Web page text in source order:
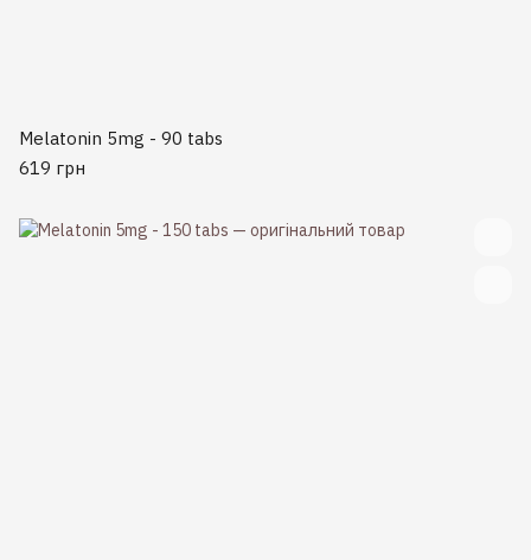
Melatonin 5mg - 90 tabs
619 грн